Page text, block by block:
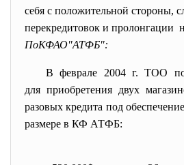
себя с положительной стороны,
перекредитовок и пролонгации
ПоКФАО"АТФБ":
В феврале 2004 г. ТОО
для приобретения двух
разовых кредита под
размере в КФ АТФБ: